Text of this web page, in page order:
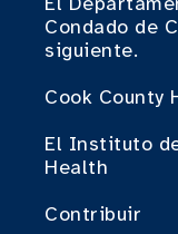
Condado de
siguiente.
Cook County
El Instituto
Health
Contribuir